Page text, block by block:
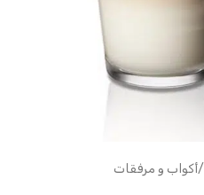
/أكواب و مرفقات